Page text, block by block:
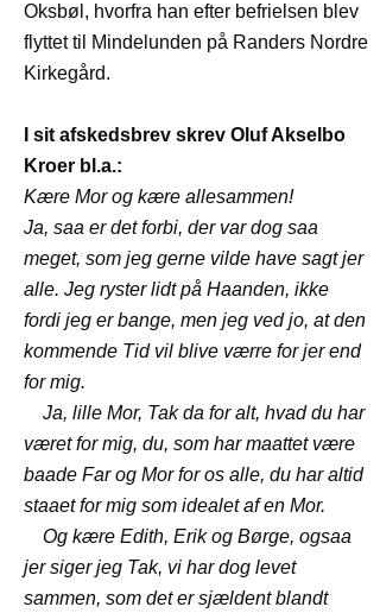
Oksbøl, hvorfra han efter befrielsen blev
flyttet til Mindelunden på Randers Nordre
Kirkegård.
I sit afskedsbrev skrev Oluf Akselbo
Kroer bl.a.:
Kære Mor og kære allesammen!
Ja, saa er det forbi, der var dog saa
meget, som jeg gerne vilde have sagt jer
alle. Jeg ryster lidt på Haanden, ikke
fordi jeg er bange, men jeg ved jo, at den
kommende Tid vil blive værre for jer end
for mig.
Ja, lille Mor, Tak da for alt, hvad du har
været for mig, du, som har maattet være
baade Far og Mor for os alle, du har altid
staaet for mig som idealet af en Mor.
Og kære Edith, Erik og Børge, ogsaa
jer siger jeg Tak, vi har dog levet
sammen, som det er sjældent blandt